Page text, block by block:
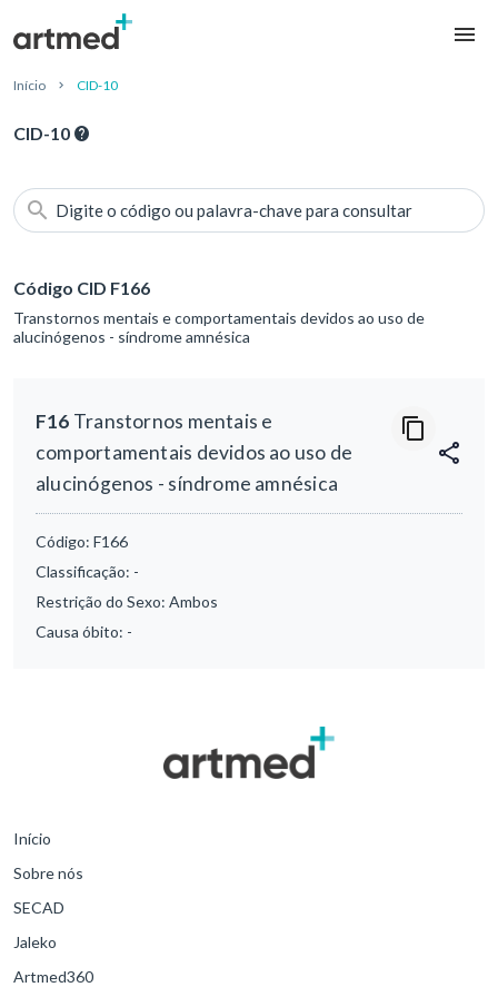
Início CID-10
CID-10
Digite o código ou palavra-chave para consultar
Código CID F166
Transtornos mentais e comportamentais devidos ao uso de
alucinógenos - síndrome amnésica
F16 Transtornos mentais e
comportamentais devidos ao uso de
alucinógenos - síndrome amnésica
Código: F166
Classificação: -
Restrição do Sexo: Ambos
Causa óbito: -
Início
Sobre nós
SECAD
Jaleko
Artmed360